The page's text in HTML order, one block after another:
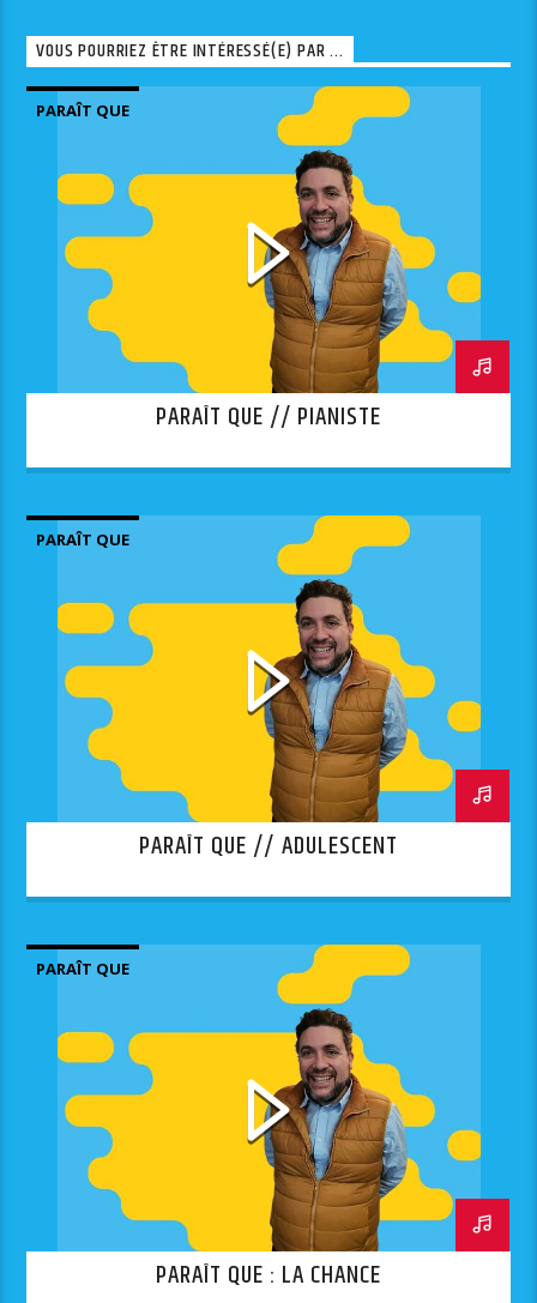
VOUS POURRIEZ ÊTRE INTÉRESSÉ(E) PAR ...
PARAÎT QUE
PARAÎT QUE // PIANISTE
PARAÎT QUE
PARAÎT QUE // ADULESCENT
PARAÎT QUE
PARAÎT QUE : LA CHANCE